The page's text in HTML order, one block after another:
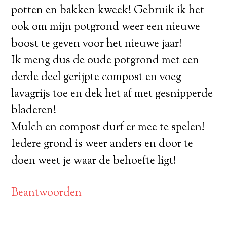
potten en bakken kweek! Gebruik ik het
ook om mijn potgrond weer een nieuwe
boost te geven voor het nieuwe jaar!
Ik meng dus de oude potgrond met een
derde deel gerijpte compost en voeg
lavagrijs toe en dek het af met gesnipperde
bladeren!
Mulch en compost durf er mee te spelen!
Iedere grond is weer anders en door te
doen weet je waar de behoefte ligt!
Beantwoorden